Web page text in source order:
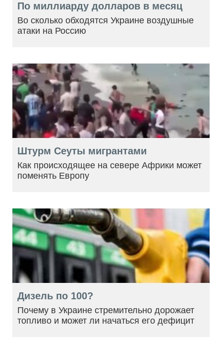
По миллиарду долларов в месяц
Во сколько обходятся Украине воздушные
атаки на Россию
Штурм Сеуты мигрантами
Как происходящее на севере Африки может
поменять Европу
Дизель по 100?
Почему в Украине стремительно дорожает
топливо и может ли начаться его дефицит